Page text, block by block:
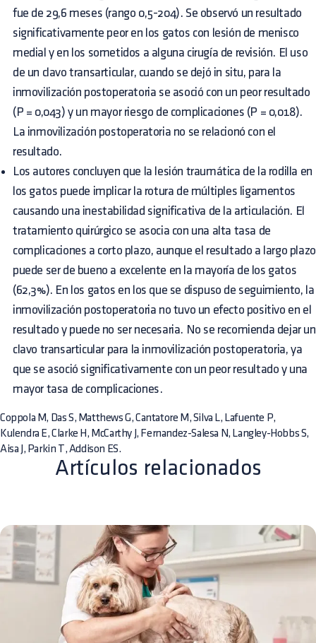
fue de 29,6 meses (rango 0,5-204). Se observó un resultado
significativamente peor en los gatos con lesión de menisco
medial y en los sometidos a alguna cirugía de revisión. El uso
de un clavo transarticular, cuando se dejó in situ, para la
inmovilización postoperatoria se asoció con un peor resultado
(P = 0,043) y un mayor riesgo de complicaciones (P = 0,018).
La inmovilización postoperatoria no se relacionó con el
resultado.
Los autores concluyen que la lesión traumática de la rodilla en
los gatos puede implicar la rotura de múltiples ligamentos
causando una inestabilidad significativa de la articulación. El
tratamiento quirúrgico se asocia con una alta tasa de
complicaciones a corto plazo, aunque el resultado a largo plazo
puede ser de bueno a excelente en la mayoría de los gatos
(62,3%). En los gatos en los que se dispuso de seguimiento, la
inmovilización postoperatoria no tuvo un efecto positivo en el
resultado y puede no ser necesaria. No se recomienda dejar un
clavo transarticular para la inmovilización postoperatoria, ya
que se asoció significativamente con un peor resultado y una
mayor tasa de complicaciones.
Coppola M, Das S, Matthews G, Cantatore M, Silva L, Lafuente P,
Kulendra E, Clarke H, McCarthy J, Fernandez-Salesa N, Langley-Hobbs S,
Aisa J, Parkin T, Addison ES.
Artículos relacionados